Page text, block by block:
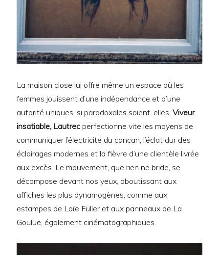
La maison close lui offre même un espace où les
femmes jouissent d’une indépendance et d’une
autorité uniques, si paradoxales soient-elles.Viveur
insatiable, Lautrec perfectionne vite les moyens de
communiquer l’électricité du cancan, l’éclat dur des
éclairages modernes et la fièvre d’une clientèle livrée
aux excès. Le mouvement, que rien ne bride, se
décompose devant nos yeux, aboutissant aux
affiches les plus dynamogènes, comme aux
estampes de Loïe Fuller et aux panneaux de La
Goulue, également cinématographiques.